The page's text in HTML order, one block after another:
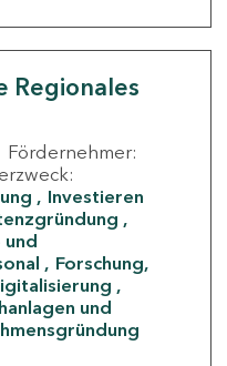
Regionales
Fördernehmer:
Investieren
Forschung,
und